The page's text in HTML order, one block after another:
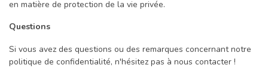
en matière de protection de la vie privée.
Questions
Si vous avez des questions ou des remarques concernant notre
politique de confidentialité, n'hésitez pas à nous contacter !